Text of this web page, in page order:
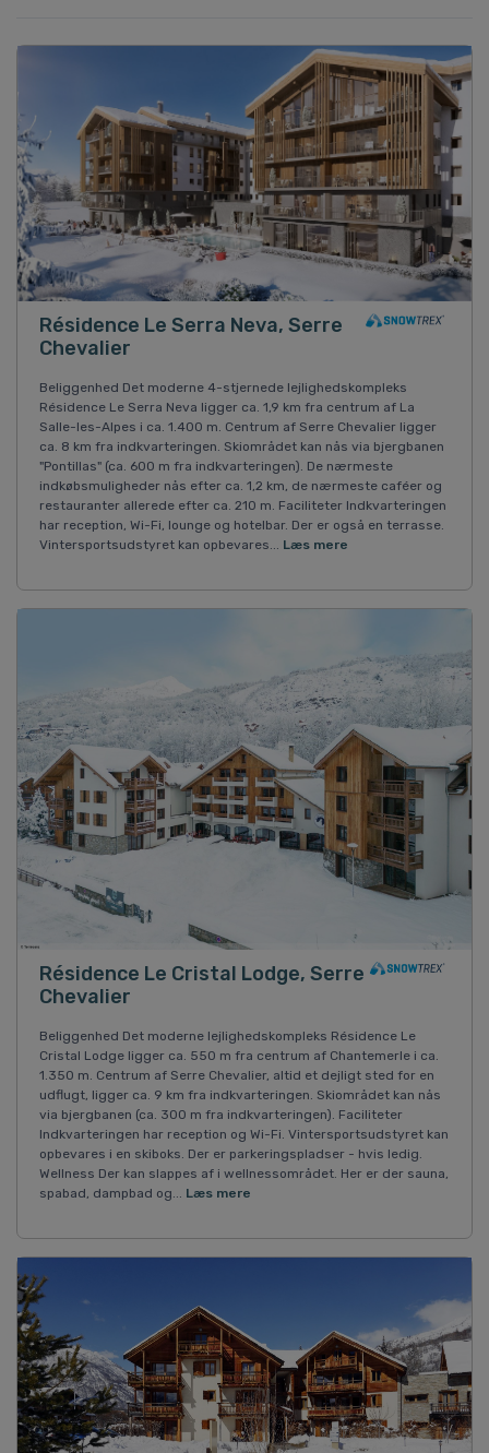
Résidence Le Serra Neva, Serre
Chevalier
Beliggenhed Det moderne 4-stjernede lejlighedskompleks
Résidence Le Serra Neva ligger ca. 1,9 km fra centrum af La
Salle-les-Alpes i ca. 1.400 m. Centrum af Serre Chevalier ligger
ca. 8 km fra indkvarteringen. Skiområdet kan nås via bjergbanen
"Pontillas" (ca. 600 m fra indkvarteringen). De nærmeste
indkøbsmuligheder nås efter ca. 1,2 km, de nærmeste caféer og
restauranter allerede efter ca. 210 m. Faciliteter Indkvarteringen
har reception, Wi-Fi, lounge og hotelbar. Der er også en terrasse.
Vintersportsudstyret kan opbevares... Læs mere
Résidence Le Cristal Lodge, Serre
Chevalier
Beliggenhed Det moderne lejlighedskompleks Résidence Le
Cristal Lodge ligger ca. 550 m fra centrum af Chantemerle i ca.
1.350 m. Centrum af Serre Chevalier, altid et dejligt sted for en
udflugt, ligger ca. 9 km fra indkvarteringen. Skiområdet kan nås
via bjergbanen (ca. 300 m fra indkvarteringen). Faciliteter
Indkvarteringen har reception og Wi-Fi. Vintersportsudstyret kan
opbevares i en skiboks. Der er parkeringspladser - hvis ledig.
Wellness Der kan slappes af i wellnessområdet. Her er der sauna,
spabad, dampbad og... Læs mere